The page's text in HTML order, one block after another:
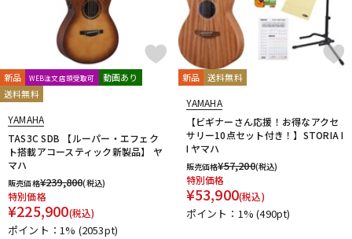
新品 WEB注文店頭受取可
動画あり
送料無料
YAMAHA
TAS3C SDB 【ルーパー・エフェク
ト搭載アコースティック新製品】 ヤ
マハ
販売価格¥239,800(税込)
特別価格
¥225,900(税込)
ポイント：1% (2053pt)
新品 送料無料
YAMAHA
【ビギナーさん応援！お得なアクセ
サリー10点セット付き！】STORIA I
I ヤマハ
販売価格¥57,200(税込)
特別価格
¥53,900(税込)
ポイント：1%(490pt)